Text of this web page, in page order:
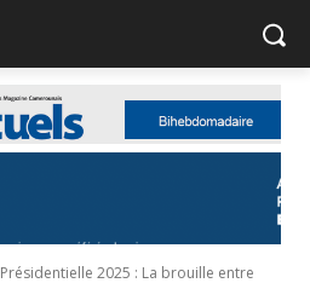
Présidentielle 2025 : La brouille entre